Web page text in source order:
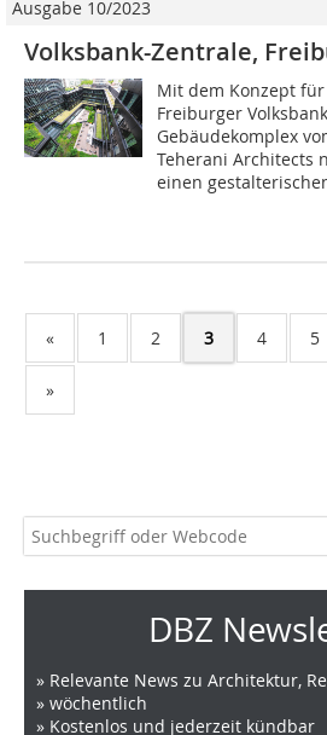
Ausgabe 10/2023
Volksbank-Zentrale,
Mit dem Konzept
Freiburger
Gebäudekomplex
Teherani Architects
einen
« 1 2 3 4 5
»
DBZ
» Relevante News zu Architektur,
» wöchentlich
» Kostenlos und jederzeit kündbar